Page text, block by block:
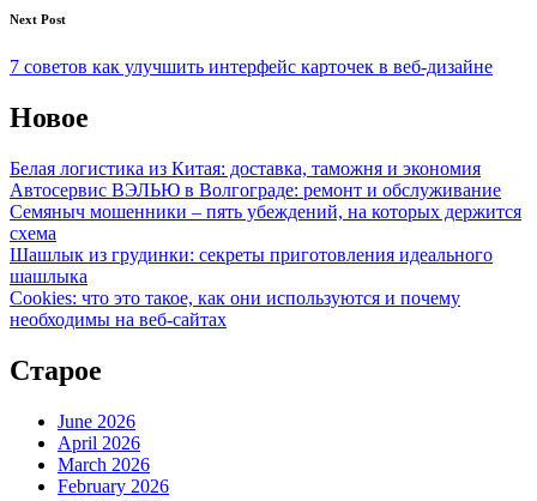
Next Post
7 советов как улучшить интерфейс карточек в веб-дизайне
Новое
Белая логистика из Китая: доставка, таможня и экономия
Автосервис ВЭЛЬЮ в Волгограде: ремонт и обслуживание
Семяныч мошенники – пять убеждений, на которых держится
схема
Шашлык из грудинки: секреты приготовления идеального
шашлыка
Cookies: что это такое, как они используются и почему
необходимы на веб-сайтах
Старое
June 2026
April 2026
March 2026
February 2026